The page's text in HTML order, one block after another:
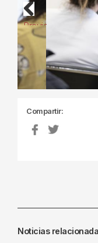
Previous
Compartir:
Noticias